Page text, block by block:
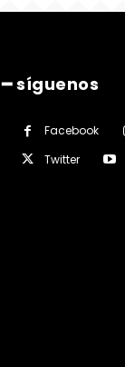
━ síguenos
Facebook
Twitter